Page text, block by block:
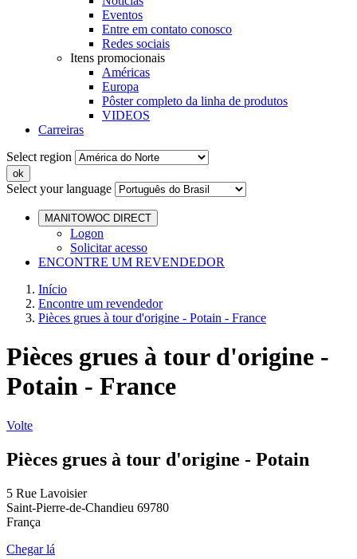
Eventos
Entre em contato conosco
Redes sociais
Itens promocionais
Américas
Europa
Pôster completo da linha de produtos
VIDEOS
Carreiras
Select region
Select your language
MANITOWOC DIRECT
Logon
Solicitar acesso
ENCONTRE UM REVENDEDOR
Início
Encontre um revendedor
Pièces grues à tour d'origine - Potain - France
Pièces grues à tour d'origine -
Potain - France
Volte
Pièces grues à tour d'origine - Potain
5 Rue Lavoisier
Saint-Pierre-de-Chandieu 69780
França
Chegar lá